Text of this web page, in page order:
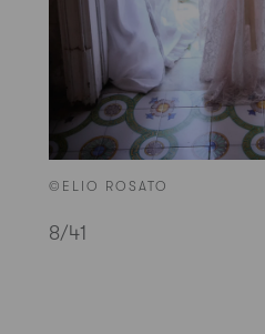
©ELIO ROSATO
8/41